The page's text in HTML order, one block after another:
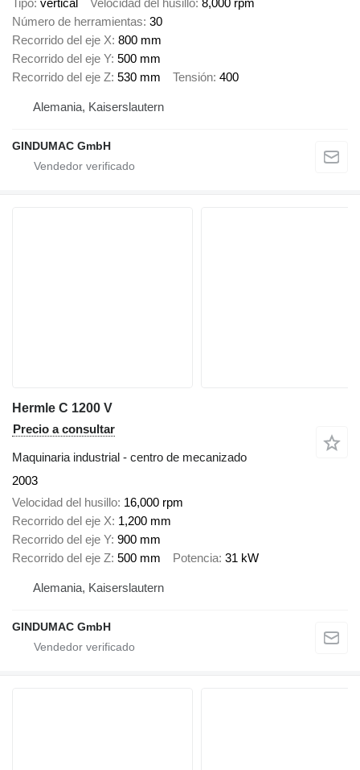
Tipo vertical Velocidad del husillo 8,000 rpm
Número de herramientas 30
Recorrido del eje X 800 mm
Recorrido del eje Y 500 mm
Recorrido del eje Z 530 mm Tensión 400
Alemania, Kaiserslautern
GINDUMAC GmbH
Hermle C 1200 V
Precio a consultar
Maquinaria industrial - centro de mecanizado
2003
Velocidad del husillo 16,000 rpm
Recorrido del eje X 1,200 mm
Recorrido del eje Y 900 mm
Recorrido del eje Z 500 mm Potencia 31 kW
Alemania, Kaiserslautern
GINDUMAC GmbH